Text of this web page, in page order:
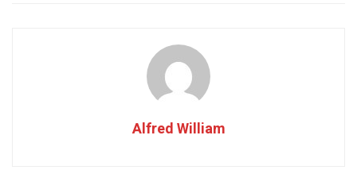
Alfred William